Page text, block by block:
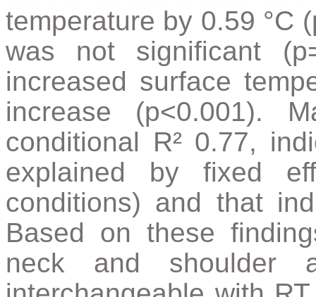
temperature by 0.59 °C
was not significant
increased surface
increase (p<0.001).
conditional R² 0.77,
explained by fixed
conditions) and that
Based on these
neck and shoulder